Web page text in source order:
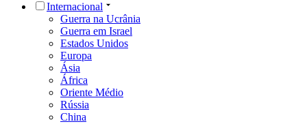
Internacional
Guerra na Ucrânia
Guerra em Israel
Estados Unidos
Europa
Ásia
África
Oriente Médio
Rússia
China